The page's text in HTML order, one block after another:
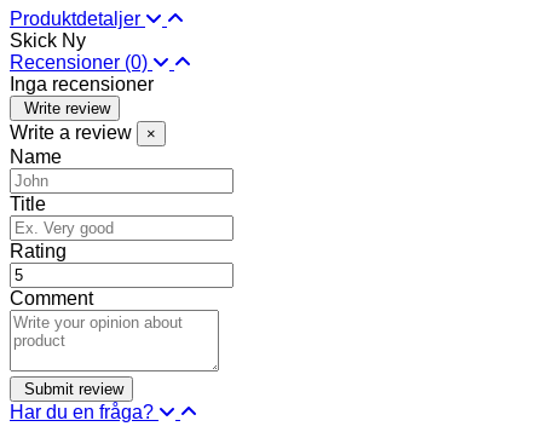
Produktdetaljer
Skick Ny
Recensioner (0)
Inga recensioner
Write review
Write a review ×
Name
Title
Rating
Comment
Har du en fråga?